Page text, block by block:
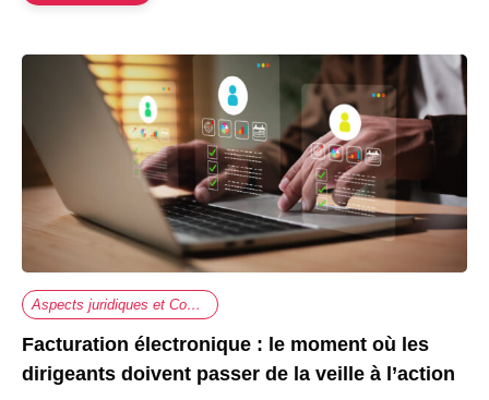
Aspects juridiques et Comptabilité
Facturation électronique : le moment où les
dirigeants doivent passer de la veille à l’action